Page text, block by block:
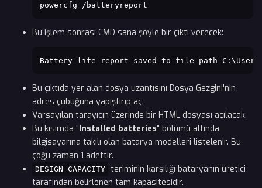
powercfg /batteryreport
Bu işlem sonrası CMD sana şöyle bir çıktı verecek:
Battery life report saved to file path
Bu çıktıda yer alan dosya uzantısını Dosya Gezgini'nin
adres çubuğuna yapıştırıp aç.
Varsayılan tarayıcın üzerinde bir HTML dosyası açılacak.
Bu kısımda "Installed batteries" bölümü altında
bilgisayarına takılı olan batarya modelleri listelenir. Bu
çoğu zaman 1 adettir.
DESIGN CAPACITY teriminin karşılığı bataryanın üretici
tarafından belirlenen tam kapasitesidir.